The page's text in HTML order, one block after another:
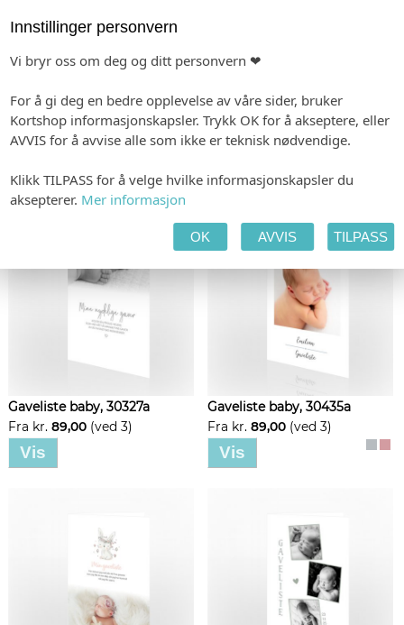
Gaveliste baby, 30442a
Fra kr.99,00(ved 3)
Vis
Gaveliste baby, 30441a
Fra kr.89,00(ved 3)
Vis
Gaveliste baby, 30327a
Fra kr. 89,00 (ved 3)
Vis
Gaveliste baby, 30435a
Fra kr. 89,00 (ved 3)
Vis
Innstillinger personvern
Vi bryr oss om deg og ditt personvern ❤
For å gi deg en bedre opplevelse av våre sider, bruker
Kortshop informasjonskapsler. Trykk OK for å akseptere, eller
AVVIS for å avvise alle som ikke er teknisk nødvendige.
Klikk TILPASS for å velge hvilke informasjonskapsler du
aksepterer. Mer informasjon
OK AVVIS TILPASS